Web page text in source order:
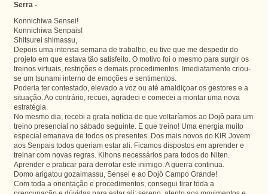
Serra -
Konnichiwa Sensei!
Konnichiwa Senpais!
Shitsurei shimassu,
Depois uma intensa semana de trabalho, eu tive que me despedir do
projeto em que estava tão satisfeito. O motivo foi o mesmo para surgir os
treinos virtuais, restrições e demais procedimentos. Imediatamente criou-
se um tsunami interno de emoções e sentimentos.
Poderia ter contestado, elevado a voz ou até amaldiçoar os gestores e a
situação. Ao contrário, recuei, agradeci e comecei a montar uma nova
estratégia.
No mesmo dia, recebi a grata notícia de que voltaríamos ao Dojô para um
treino presencial no sábado seguinte. E que treino! Uma energia muito
especial emanava de todos os presentes. Dos mais novos do KIR Jovem
aos Senpais todos queriam estar ali. Ficamos dispostos em aprender e
treinar com novas regras. Kihons necessários para todos do Niten.
Aprender e praticar para derrotar este inimigo. A guerra continua.
Domo arigatou gozaimassu, Sensei e ao Dojô Campo Grande!
Com toda a orientação e procedimentos, consegui tirar toda a